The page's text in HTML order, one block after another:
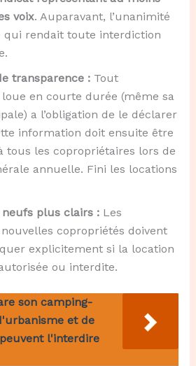
voix. Auparavant, l’unanimité
qui rendait toute interdiction
transparence :Tout
en courte durée (même sa
a l’obligation de le déclarer
information doit ensuite être
tous les copropriétaires lors de
annuelle. Fini les locations
plus clairs :Les
copropriétés doivent
explicitement si la location
ou interdite.
son camping-
et de
l'interdire